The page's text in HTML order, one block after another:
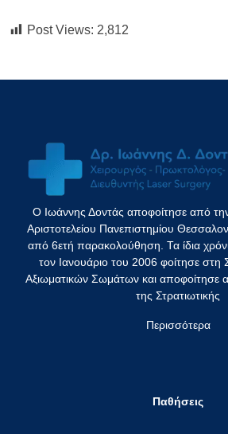
Post Views: 2,812
Ο Ιωάννης Δοντάς αποφοίτησε από
Αριστοτελείου Πανεπιστημίου
από 6ετή παρακολούθηση. Τα ίδια
τον Ιανουάριο του 2006 φοίτησε στη
Αξιωματικών Σωμάτων και αποφοίτησε
της Στρατιωτικής
Περισσότερα
Παθήσεις